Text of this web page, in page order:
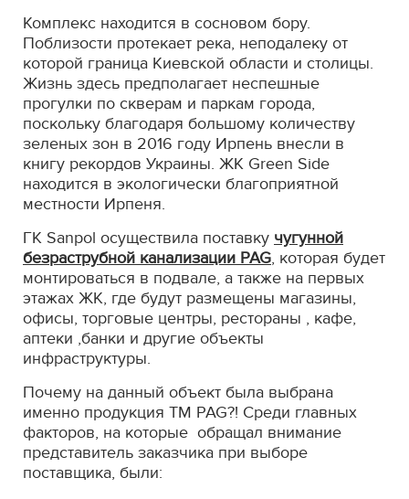
Комплекс находится в сосновом бору.
Поблизости протекает река, неподалеку от
которой граница Киевской области и столицы.
Жизнь здесь предполагает неспешные
прогулки по скверам и паркам города,
поскольку благодаря большому количеству
зеленых зон в 2016 году Ирпень внесли в
книгу рекордов Украины. ЖК Green Side
находится в экологически благоприятной
местности Ирпеня.
ГК Sanpol осуществила поставку чугунной
безраструбной канализации PAG, которая будет
монтироваться в подвале, а также на первых
этажах ЖК, где будут размещены магазины,
офисы, торговые центры, рестораны , кафе,
аптеки ,банки и другие объекты
инфраструктуры.
Почему на данный объект была выбрана
именно продукция ТМ PAG?! Среди главных
факторов, на которые обращал внимание
представитель заказчика при выборе
поставщика, были: